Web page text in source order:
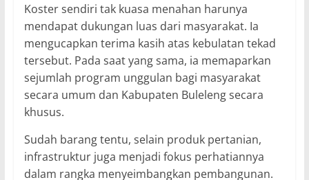
Koster sendiri tak kuasa menahan harunya
mendapat dukungan luas dari masyarakat. Ia
mengucapkan terima kasih atas kebulatan tekad
tersebut. Pada saat yang sama, ia memaparkan
sejumlah program unggulan bagi masyarakat
secara umum dan Kabupaten Buleleng secara
khusus.
Sudah barang tentu, selain produk pertanian,
infrastruktur juga menjadi fokus perhatiannya
dalam rangka menyeimbangkan pembangunan.